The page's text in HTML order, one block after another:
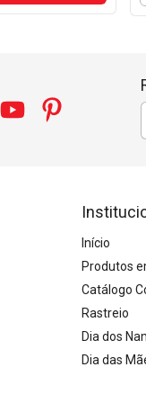
Início
Produtos
Catálogo
Rastreio
Dia dos
Dia das